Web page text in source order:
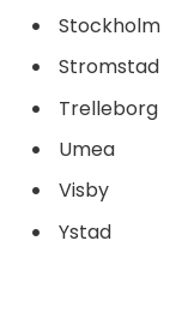
Stockholm
Stromstad
Trelleborg
Umea
Visby
Ystad